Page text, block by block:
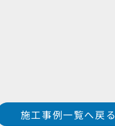
施工事例一覧へ戻る